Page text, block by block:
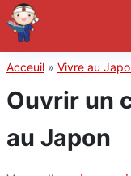
Acceuil » Vivre au
Ouvrir un
au Japon